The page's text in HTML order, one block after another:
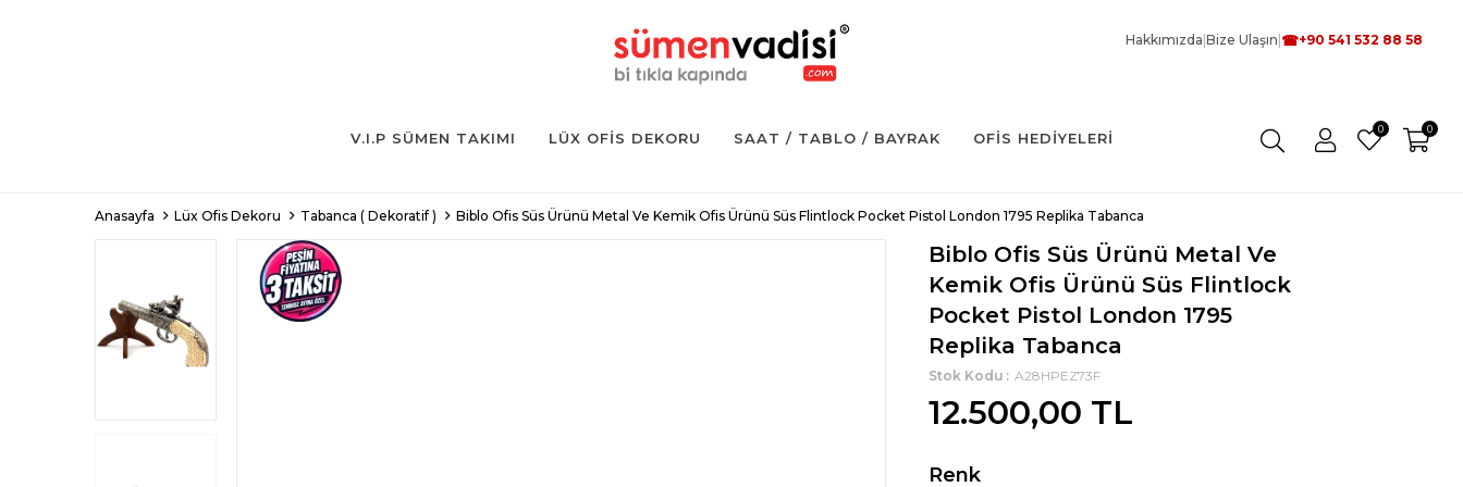
V.I.P SÜMEN TAKIMI LÜX OFIS DEKORU SAAT / TABLO / BAYRAK OFIS HEDIYELERI
0 0
Anasayfa Lüx Ofis Dekoru Tabanca ( Dekoratif ) Biblo Ofis Süs Ürünü Metal Ve Kemik Ofis Ürünü Süs Flintlock Pocket Pistol London 1795 Replika Tabanca
Biblo Ofis Süs Ürünü Metal Ve
Kemik Ofis Ürünü Süs Flintlock
Pocket Pistol London 1795
Replika Tabanca
Stok Kodu A28HPEZ73F
12.500,00 TL
Renk
Hakkımızda Bize Ulaşın ☎+90 541 532 88 58